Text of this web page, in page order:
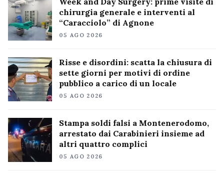
chirurgia generale e interventi al
“Caracciolo” di Agnone
05 AGO 2026
Risse e disordini: scatta la chiusura di
sette giorni per motivi di ordine
pubblico a carico di un locale
05 AGO 2026
Stampa soldi falsi a Montenerodomo,
arrestato dai Carabinieri insieme ad
altri quattro complici
05 AGO 2026